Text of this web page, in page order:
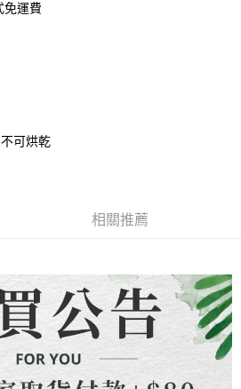
大哥付你分期」於每月結算日後寄送繳費提
選擇「超商條碼／台灣大直營門市／銀行轉
」等通路繳費。
有限公司」（以下簡稱本公司）所提供，讓
買商品或服務，並由商店將買賣／分期付款
約使用本公司帳單繳交帳款。
分期」之契約關係目的，商店將以您的個人
程】
享後付」後，將跳轉至「AFTEE先享後付」
金額後，即可完成結帳。
繳費通知簡訊。
，點擊此簡訊中的連結，可透過四大超商／
行付款，方視為交易完成。
需立刻繳費，但若您需要取消訂單，請聯絡
取消之訂單仍視為有效，需透過AFTEE先享
瀏覽以下網址：
法定代理人或監護人之同意方可使用
同意申辦者引起之損失，本公司不負相關責
時，將依據個別帳號之用戶狀況，依本公司即
仍有額度不足之情形，本公司將視審查結果
以上)免運費
以上)免運費
含以上)免運費
免運費
可烘乾
相關推薦